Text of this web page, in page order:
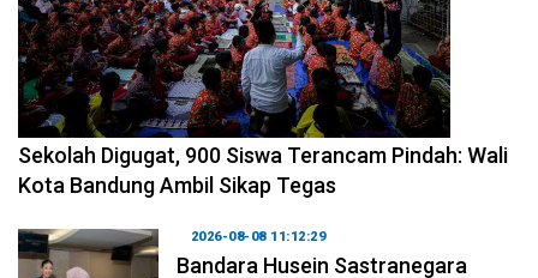
2026-08-08 14:10:48
Sekolah Digugat, 900 Siswa Terancam Pindah: Wali
Kota Bandung Ambil Sikap Tegas
2026-08-08 11:12:29
Bandara Husein Sastranegara